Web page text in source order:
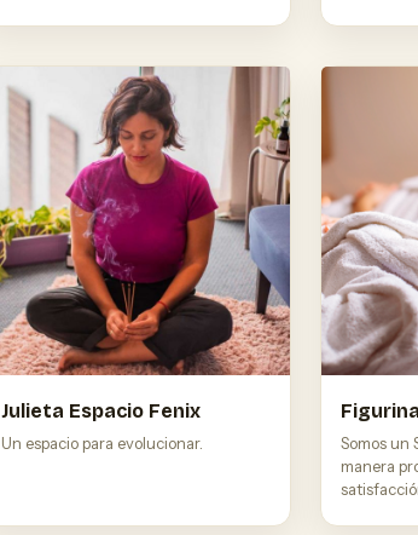
Julieta Espacio Fenix
Un espacio para evolucionar.
Somos un
manera